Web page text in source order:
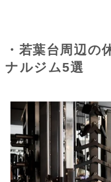
・若葉台周辺の
ナルジム5選